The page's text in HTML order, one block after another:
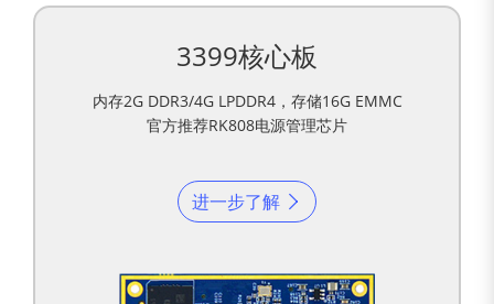
3399核心板
内存2G DDR3/4G LPDDR4，存储16G EMMC
官方推荐RK808电源管理芯片
进一步了解